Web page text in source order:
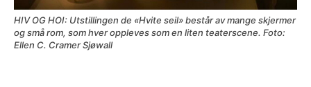
HIV OG HOI: Utstillingen de «Hvite seil» består av mange skjermer
og små rom, som hver oppleves som en liten teaterscene. Foto:
Ellen C. Cramer Sjøwall